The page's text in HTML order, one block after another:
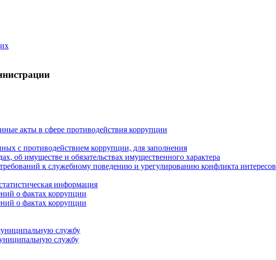
акты в сфере противодействия коррупции
с противодействием коррупции, для заполнения
об имуществе и обязательствах имущественного характера
к служебному поведению и урегулированию конфликта интересов
информация
о фактах коррупции
о фактах коррупции
службу
службу